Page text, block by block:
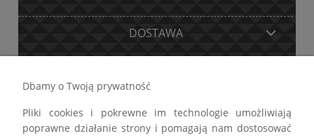
DOSTAWA
GWARANCJA I ZWROTY
Dbamy o Twoją prywatność
Pliki cookies i pokrewne im technologie umożliwiają
poprawne działanie strony i pomagają nam dostosować